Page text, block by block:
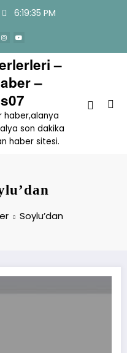
6:19:35 PM
–
–
haber,alanya
son dakika
haber sitesi.
Soylu’dan